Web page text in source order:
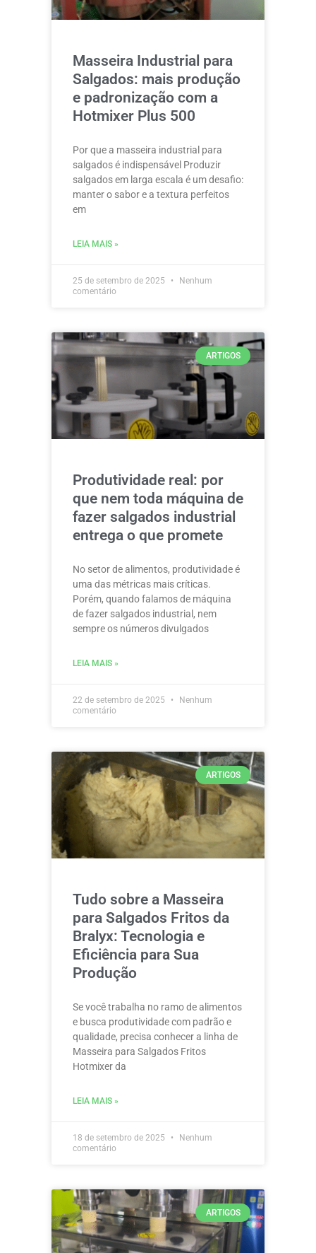
Masseira Industrial para
Salgados: mais produção
e padronização com a
Hotmixer Plus 500
Por que a masseira industrial para
salgados é indispensável Produzir
salgados em larga escala é um desafio:
manter o sabor e a textura perfeitos
em
LEIA MAIS »
25 de setembro de 2025
Nenhum
comentário
ARTIGOS
Produtividade real: por
que nem toda máquina de
fazer salgados industrial
entrega o que promete
No setor de alimentos, produtividade é
uma das métricas mais críticas.
Porém, quando falamos de máquina
de fazer salgados industrial, nem
sempre os números divulgados
LEIA MAIS »
22 de setembro de 2025
Nenhum
comentário
ARTIGOS
Tudo sobre a Masseira
para Salgados Fritos da
Bralyx: Tecnologia e
Eficiência para Sua
Produção
Se você trabalha no ramo de alimentos
e busca produtividade com padrão e
qualidade, precisa conhecer a linha de
Masseira para Salgados Fritos
Hotmixer da
LEIA MAIS »
18 de setembro de 2025
Nenhum
comentário
ARTIGOS